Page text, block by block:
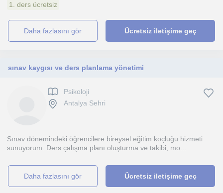
1. ders ücretsiz
daha fazlasını gör Ücretsiz iletişime geç
sınav kaygısı ve ders planlama yönetimi
Psikoloji
Antalya Sehri
Sınav dönemindeki öğrencilere bireysel eğitim koçluğu hizmeti
sunuyorum. Ders çalışma planı oluşturma ve takibi, mo...
daha fazlasını gör Ücretsiz iletişime geç